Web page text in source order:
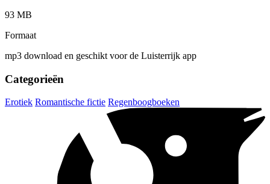
93 MB
Formaat
mp3 download en geschikt voor de Luisterrijk app
Categorieën
Erotiek Romantische fictie Regenboogboeken